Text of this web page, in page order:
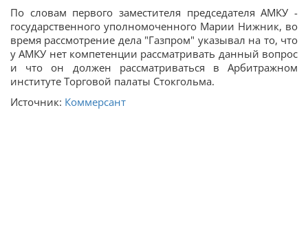
По словам первого заместителя председателя АМКУ -
государственного уполномоченного Марии Нижник, во
время рассмотрение дела "Газпром" указывал на то, что
у АМКУ нет компетенции рассматривать данный вопрос
и что он должен рассматриваться в Арбитражном
институте Торговой палаты Стокгольма.
Источник: Коммерсант